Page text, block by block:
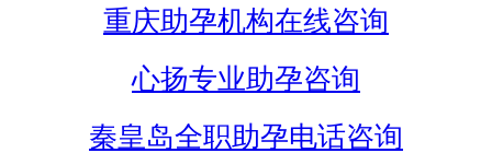
重庆助孕机构在线咨询
心扬专业助孕咨询
秦皇岛全职助孕电话咨询